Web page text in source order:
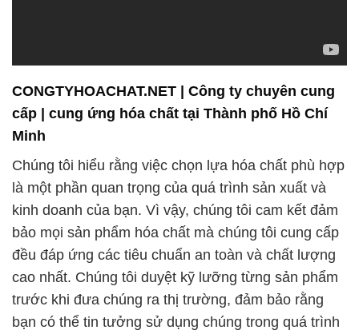
Chúng tôi hiểu rằng việc chọn lựa hóa chất phù hợp
là một phần quan trọng của quá trình sản xuất và
kinh doanh của bạn. Vì vậy, chúng tôi cam kết đảm
bảo mọi sản phẩm hóa chất mà chúng tôi cung cấp
đều đáp ứng các tiêu chuẩn an toàn và chất lượng
cao nhất. Chúng tôi duyệt kỹ lưỡng từng sản phẩm
trước khi đưa chúng ra thị trường, đảm bảo rằng
bạn có thể tin tưởng sử dụng chúng trong quá trình
sản xuất và kinh doanh của mình.
Không chỉ là một nhà cung ứng hóa chất, Công ty
Hóa Chất Đắc Trường Phát còn là một đối tác đáng
tin cậy. Chúng tôi luôn lắng nghe và hiểu rõ nhu cầu